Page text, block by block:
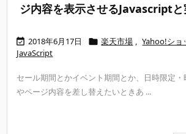
ジ内容を表示させるJavascript
 2018年6月17日  楽天市場 , Yahoo!ショ
JavaScript
セール期間とかイベント期間とか、日時限定
やページ内容を差し替えたいときあ ...